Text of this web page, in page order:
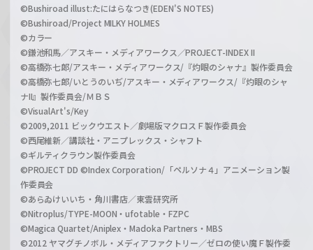
©Bushiroad illust:たにはらなつき(EDEN'S NOTES)
©Bushiroad/Project MILKY HOLMES
©カラー
©鎌池和馬／アスキー・メディアワークス／PROJECT-INDEX II
©高橋弥七郎/アスキー・メディアワークス/『灼眼のシャナ』製作委員会
©高橋弥七郎/いとうのいぢ/アスキー・メディアワークス/『灼眼のシャ
ナII』製作委員会/ＭＢＳ
©VisualArt's/Key
©2009,2011 ビックウエスト／劇場版マクロスＦ製作委員会
©西尾維新／講談社・アニプレックス・シャフト
©ギルティクラウン製作委員会
©PROJECT DD ©Index Corporation/「ペルソナ４」アニメーション製
作委員会
©あらゐけいいち・角川書店／東雲研究所
©Nitroplus/TYPE-MOON・ufotable・FZPC
©Magica Quartet/Aniplex・Madoka Partners・MBS
©2012 ヤマグチノボル・メディアファクトリー／ゼロの使い魔Ｆ製作委